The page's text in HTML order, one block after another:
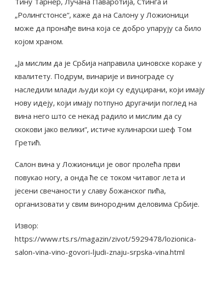
„Ролингстонсе“, каже да на Салону у Ложионици
може да пронађе вина која се добро упарују са било
којом храном.
„Ја мислим да је Србија направила џиновске кораке у
квалитету. Подрум, винарије и винограде су
наследили млади људи који су едуцирани, који имају
нову идеју, који имају потпуно другачији поглед на
вина него што се некад радило и мислим да су
скокови јако велики“, истиче кулинарски шеф Том
Гретић.
Салон вина у Ложионици је овог пролећа први
повукао ногу, а онда ће се током читавог лета и
јесени свечаности у славу божанског пића,
организовати у свим винородним деловима Србије.
Извор:
https://www.rts.rs/magazin/zivot/5929478/lozionica-
salon-vina-vino-govori-ljudi-znaju-srpska-vina.html